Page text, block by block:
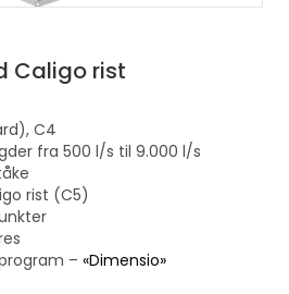
Caligo rist
C4
fra 500 l/s til 9.000 l/s
rist (C5)
– «Dimensio»